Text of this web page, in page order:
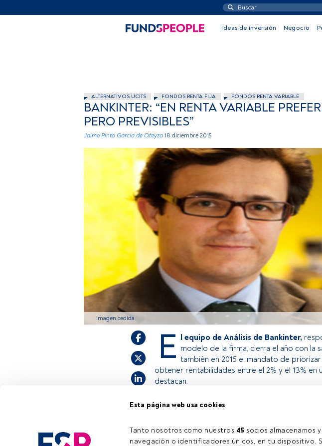
Esta página web usa cookies
Tanto nosotros como nuestros 45 socios almacenamos
navegación o identificadores únicos, en tu dispositivo.
Ideas de inversión Negocio
ALTERNATIVOS UCITS FONDOS RENTA FIJA FONDOS RENTA VARIABLE
BANKINTER: “EN RENTA VARIABLE
PERO PREVISIBLES”
Jaime Pinto Garcia de Oteyza 18 diciembre 2015
imagen cedida
E l equipo de Análisis de Bankinter,
modelo de la firma, cierra el año con la
también en 2015 el mandato de
obtener rentabilidades entre el 2% y el 13% en
destacan.
estás registrado, accede desde el botón
invitamos a registrarte y disfrutar de todo el